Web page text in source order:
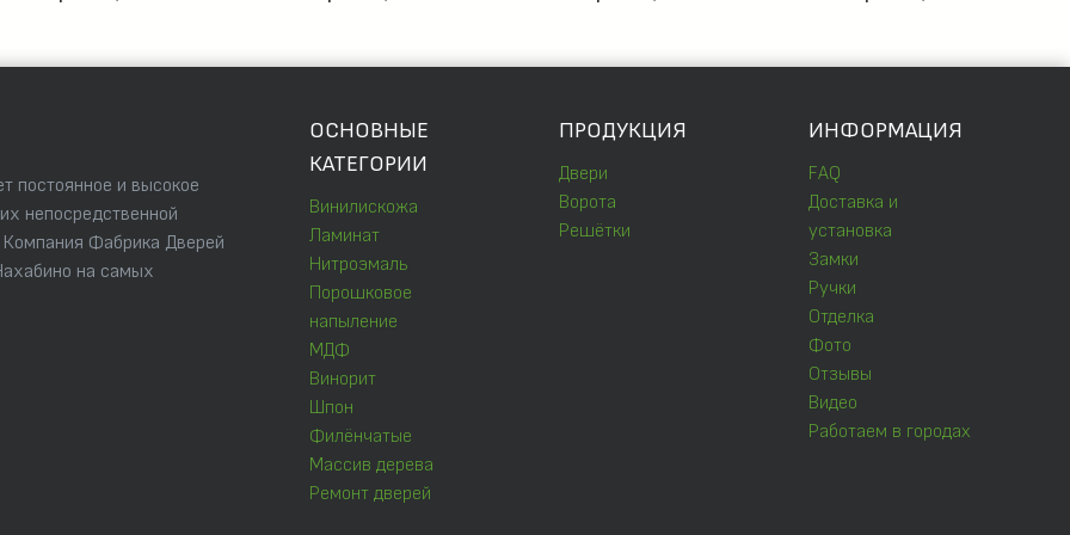
постоянное и высокое
непосредственной
Компания Фабрика Дверей
на самых
ОСНОВНЫЕ
КАТЕГОРИИ
Винилискожа
Ламинат
Нитроэмаль
Порошковое
напыление
МДФ
Винорит
Шпон
Филёнчатые
Массив дерева
Ремонт дверей
ПРОДУКЦИЯ
Двери
Ворота
Решётки
ИНФОРМАЦИЯ
FAQ
Доставка и
установка
Замки
Ручки
Отделка
Фото
Отзывы
Видео
Работаем в городах